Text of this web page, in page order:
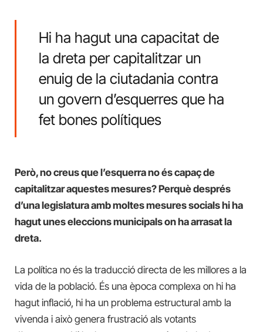
Hi ha hagut una capacitat de
la dreta per capitalitzar un
enuig de la ciutadania contra
un govern d’esquerres que ha
fet bones polítiques
Però, no creus que l’esquerra no és capaç de
capitalitzar aquestes mesures? Perquè després
d’una legislatura amb moltes mesures socials hi ha
hagut unes eleccions municipals on ha arrasat la
dreta.
La política no és la traducció directa de les millores a la
vida de la població. És una època complexa on hi ha
hagut inflació, hi ha un problema estructural amb la
vivenda i això genera frustració als votants